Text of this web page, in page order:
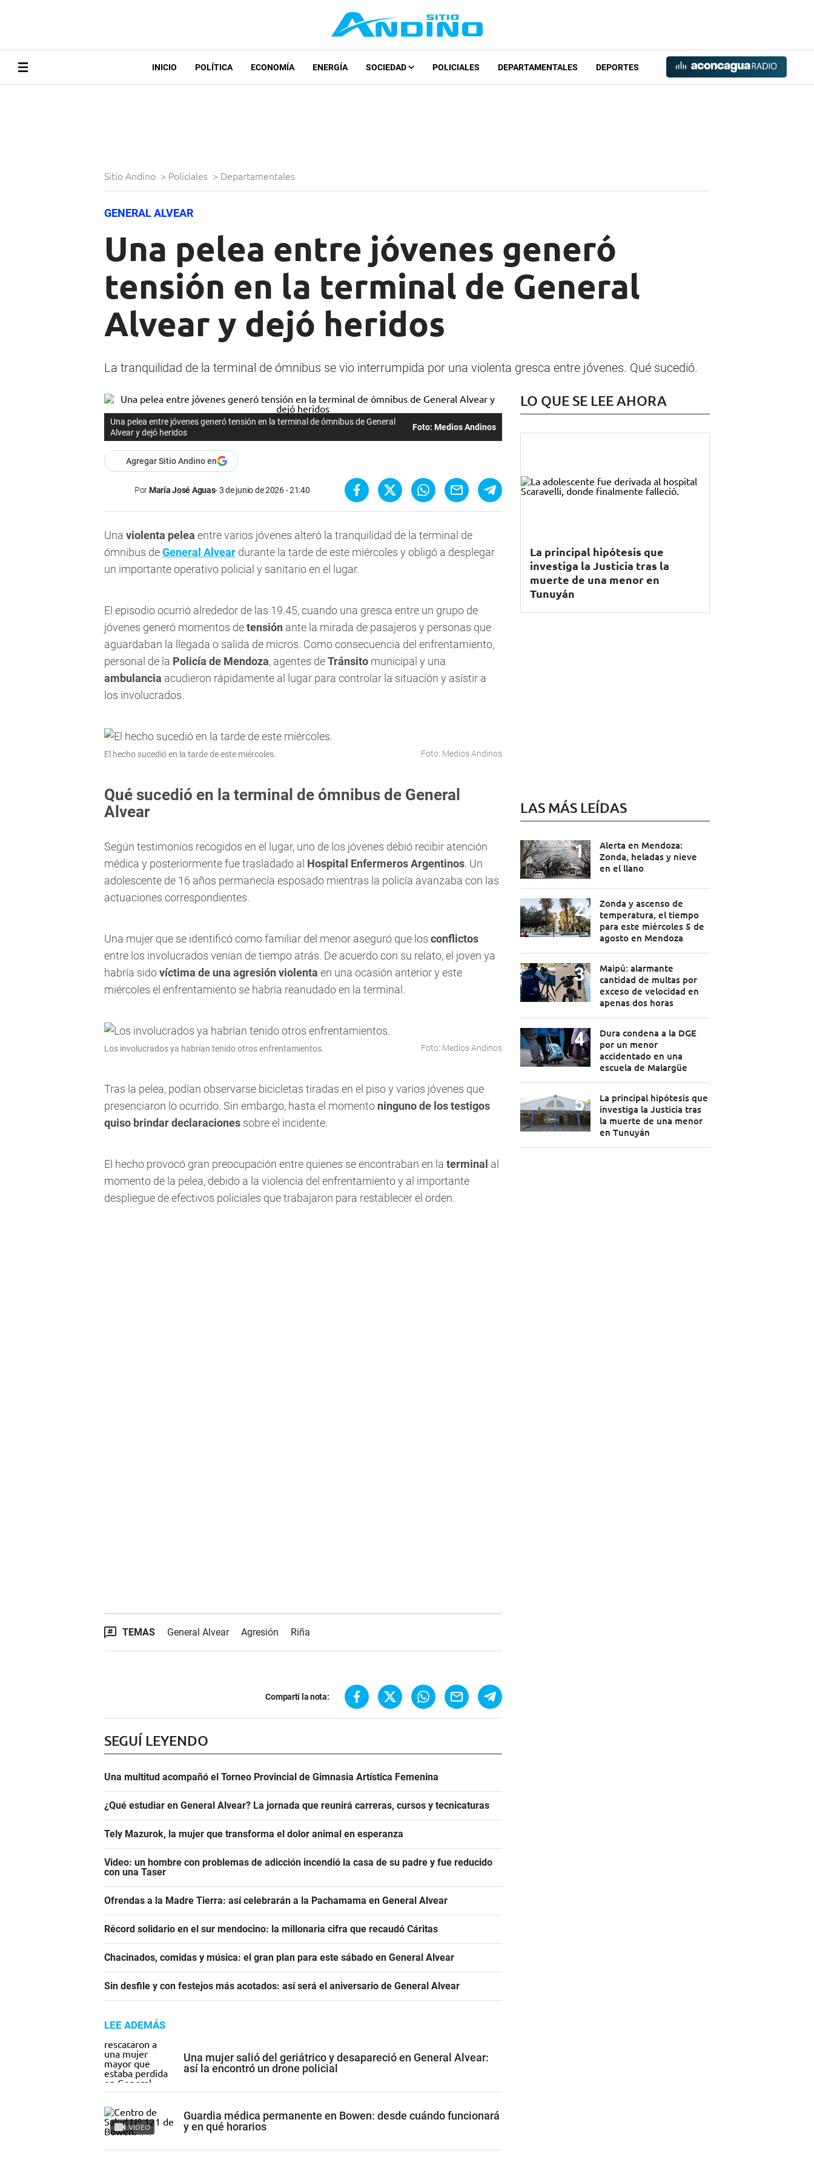
INICIO POLÍTICA ECONOMÍA ENERGÍA SOCIEDAD POLICIALES DEPARTAMENTALES DEPORTES
Sitio Andino > Policiales > Departamentales
GENERAL ALVEAR
Una pelea entre jóvenes generó
tensión en la terminal de General
Alvear y dejó heridos
La tranquilidad de la terminal de ómnibus se vio interrumpida por una violenta gresca entre jóvenes. Qué sucedió.
Una pelea entre jóvenes generó tensión en la terminal de ómnibus de General
Alvear y dejó heridos
Foto: Medios Andinos
Agregar Sitio Andino en
PorMaría José Aguas 3 de junio de 2026 - 21:40
Una violenta pelea entre varios jóvenes alteró la tranquilidad de la terminal de
ómnibus deGeneral Alvear durante la tarde de este miércoles y obligó a desplegar
un importante operativo policial y sanitario en el lugar.
El episodio ocurrió alrededor de las 19.45, cuando una gresca entre un grupo de
jóvenes generó momentos detensión ante la mirada de pasajeros y personas que
aguardaban la llegada o salida de micros. Como consecuencia del enfrentamiento,
personal de la Policía de Mendoza, agentes deTránsito municipal y una
ambulancia acudieron rápidamente al lugar para controlar la situación y asistir a
los involucrados.
El hecho sucedió en la tarde de este miércoles. Foto: Medios Andinos
Qué sucedió en la terminal de ómnibus de General
Alvear
Según testimonios recogidos en el lugar, uno de los jóvenes debió recibir atención
médica y posteriormente fue trasladado al Hospital Enfermeros Argentinos. Un
adolescente de 16 años permanecía esposado mientras la policía avanzaba con las
actuaciones correspondientes.
Una mujer que se identificó como familiar del menor aseguró que los conflictos
entre los involucrados venían de tiempo atrás. De acuerdo con su relato, el joven ya
habría sidovíctima de una agresión violenta en una ocasión anterior y este
miércoles el enfrentamiento se habría reanudado en la terminal.
Los involucrados ya habrían tenido otros enfrentamientos. Foto: Medios Andinos
Tras la pelea, podían observarse bicicletas tiradas en el piso y varios jóvenes que
presenciaron lo ocurrido. Sin embargo, hasta el momento ninguno de los testigos
quiso brindar declaraciones sobre el incidente.
El hecho provocó gran preocupación entre quienes se encontraban en la terminal al
momento de la pelea, debido a la violencia del enfrentamiento y al importante
despliegue de efectivos policiales que trabajaron para restablecer el orden.
TEMAS General Alvear Agresión Riña
Compartí la nota:
SEGUÍ LEYENDO
Una multitud acompañó el Torneo Provincial de Gimnasia Artística Femenina
¿Qué estudiar en General Alvear? La jornada que reunirá carreras, cursos y tecnicaturas
Tely Mazurok, la mujer que transforma el dolor animal en esperanza
Video: un hombre con problemas de adicción incendió la casa de su padre y fue reducido
con una Taser
Ofrendas a la Madre Tierra: así celebrarán a la Pachamama en General Alvear
Récord solidario en el sur mendocino: la millonaria cifra que recaudó Cáritas
Chacinados, comidas y música: el gran plan para este sábado en General Alvear
Sin desfile y con festejos más acotados: así será el aniversario de General Alvear
LEE ADEMÁS
Una mujer salió del geriátrico y desapareció en General Alvear:
así la encontró un drone policial
VIDEO
Guardia médica permanente en Bowen: desde cuándo funcionará
y en qué horarios
LO QUE SE LEE AHORA
La principal hipótesis que
investiga la Justicia tras la
muerte de una menor en
Tunuyán
LAS MÁS LEÍDAS
Alerta en Mendoza:
Zonda, heladas y nieve
en el llano
Zonda y ascenso de
temperatura, el tiempo
para este miércoles 5 de
agosto en Mendoza
Maipú: alarmante
cantidad de multas por
exceso de velocidad en
apenas dos horas
Dura condena a la DGE
por un menor
accidentado en una
escuela de Malargüe
La principal hipótesis que
investiga la Justicia tras
la muerte de una menor
en Tunuyán